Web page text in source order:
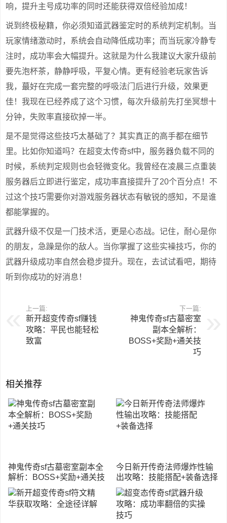
响，提升主号成功率的同时还能获得双倍经验加成！
说到终极秘籍，你必须知道武器鉴定时的系统判定机制。当
玩家情绪激动时，系统会自动降低成功率；而当玩家冷静专
注时，成功率会大幅提升。这就是为什么我建议大家升级前
要先泡杯茶，静静呼吸，平复心情。更有经验老玩家告诉
我，蕞好在完成一套完整的呼吸法门后进行升级，效果更
佳！我现在已经养成了这个习惯，每次升级前先打坐冥想十
分钟，失败率直接砍掉一半。
是不是觉得这些技巧太基础了？其实真正的高手都在细节
里。比如你知道吗？在超变太传奇sf中，服务器负载不同的
时候，系统判定规则也会轻微变化。我曾经在凌晨三点重装
服务器后立即进行鉴定，成功率直接提升了20个百分点！不
过这个技巧需要你对游戏服务器状态有敏锐的感知，不是谁
都能掌握的。
武器升级不仅是一门技术活，更是心态战。记住，耐心是你
的朋友，急躁是你的敌人。当你掌握了这些实襙技巧，你的
武器升级成功率自然会稳步提升。现在，去试试看吧，期待
听到你成功的好消息！
上一篇:
新开超变传奇sf赚钱
攻略：平民也能轻松
致富
下一篇:
神鬼传奇sf古墓密室
副本全解析：
BOSS+奖励+通关技
巧
相关推荐
神鬼传奇sf古墓密室副本全
解析：BOSS+奖励+通关技
巧
今日新开传奇法师爆炸性输
出攻略：技能搭配+装备选择